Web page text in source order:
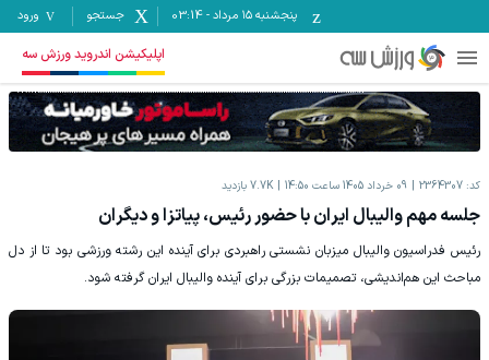
پنجشنبه ۱۵ مرداد -
03:14 جستجو ورود
اپلیکیشن اندروید ورزش سه
کد: 2364307 09 خرداد 1405 ساعت 14:50 7.7K بازدید
جلسه مهم والیبال ایران با حضور رئیس، پیاتزا و دیگران
رئیس فدراسیون والیبال میزبان نشستی راهبردی برای آینده این رشته ورزشی بود تا از دل
مباحث این هم‌اندیشی، تصمیمات بزرگی برای آینده والیبال ایران گرفته شود.